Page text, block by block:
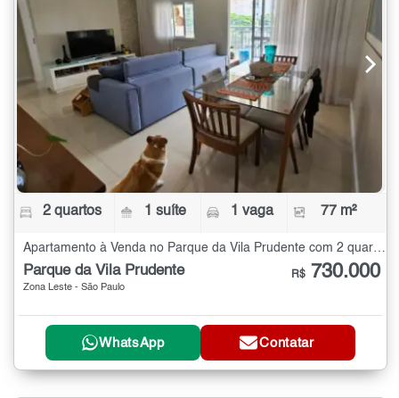
2 quartos 1 suíte 1 vaga 77 m²
Apartamento à Venda no Parque da Vila Prudente com 2 quartos - 77 m²
Parque da Vila Prudente
Zona Leste - São Paulo
R$ 730.000
WhatsApp Contatar